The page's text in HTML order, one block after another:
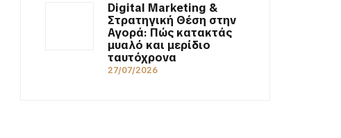
Digital Marketing &
Στρατηγική Θέση στην
Αγορά: Πώς κατακτάς
μυαλό και μερίδιο
ταυτόχρονα
27/07/2026